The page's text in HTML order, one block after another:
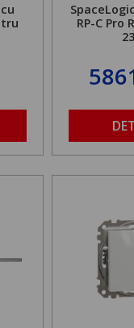
RP-C Pro